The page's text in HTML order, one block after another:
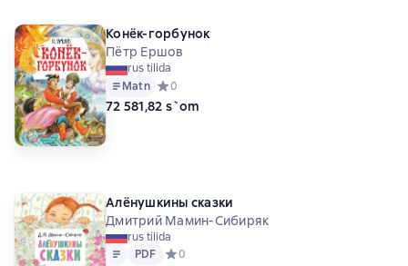
Конёк-горбунок
Пётр Ершов
rus tilida
Matn Средний рейтинг 0 на основе 0 оценок
0
72 581,82 s`om
Алёнушкины сказки
Дмитрий Мамин-Сибиряк
rus tilida
Matn
PDF
PDF Средний рейтинг 0 на основе 0 оценок
0